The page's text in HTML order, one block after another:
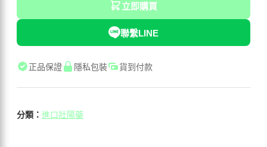
立即購買
聯繫LINE
正品保證 隱私包裝 貨到付款
分類： 進口壯陽藥